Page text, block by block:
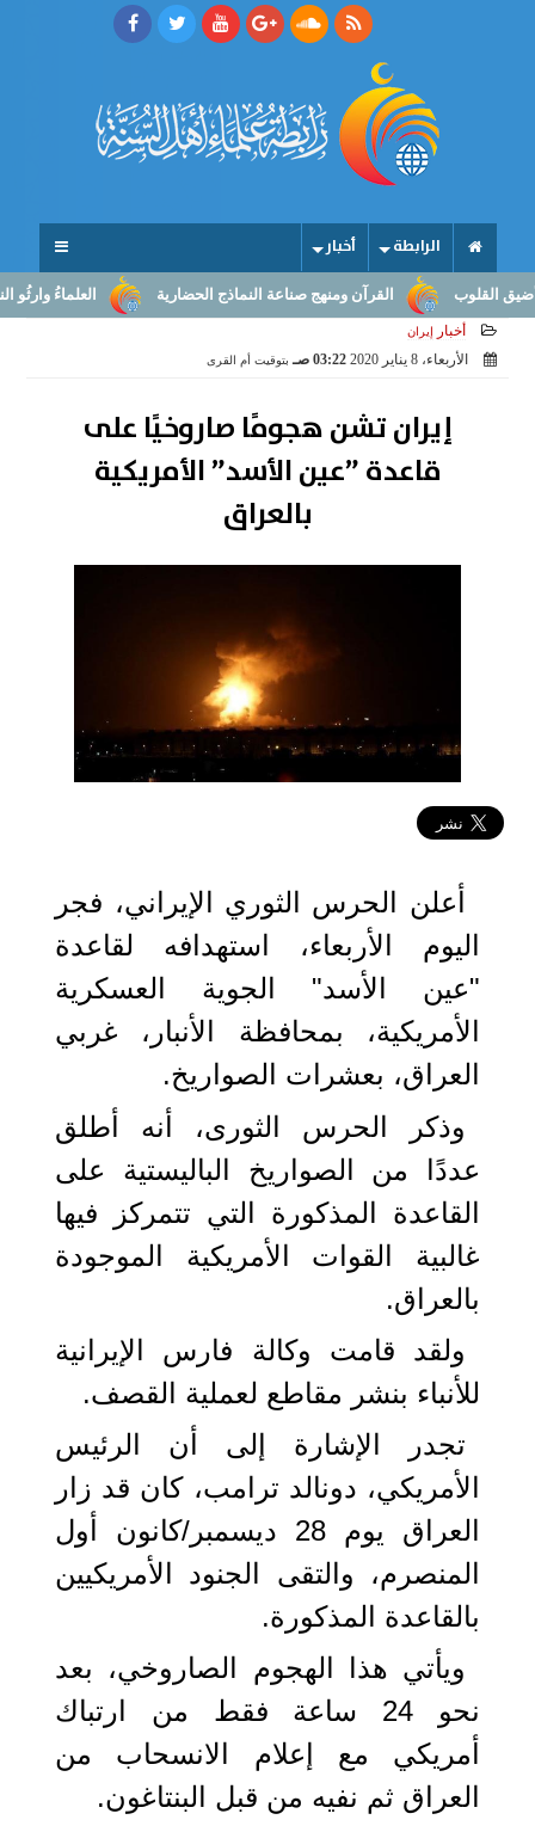
الرابطة أخبار
العلماءُ وارثُو القرآن ومنهج صناعة النماذج الحضارية
أخبار إيران
الأربعاء، 8 يناير 2020 03:22 صـ بتوقيت أم القرى
إيران تشن هجومًا صاروخيًا على
قاعدة ”عين الأسد” الأمريكية
بالعراق
أعلن الحرس الثوري الإيراني، فجر
اليوم الأربعاء، استهدافه لقاعدة
"عين الأسد" الجوية العسكرية
الأمريكية، بمحافظة الأنبار، غربي
العراق، بعشرات الصواريخ.
وذكر الحرس الثورى، أنه أطلق
عددًا من الصواريخ الباليستية على
القاعدة المذكورة التي تتمركز فيها
غالبية القوات الأمريكية الموجودة
بالعراق.
ولقد قامت وكالة فارس الإيرانية
للأنباء بنشر مقاطع لعملية القصف.
تجدر الإشارة إلى أن الرئيس
الأمريكي، دونالد ترامب، كان قد زار
العراق يوم 28 ديسمبر/كانون أول
المنصرم، والتقى الجنود الأمريكيين
بالقاعدة المذكورة.
ويأتي هذا الهجوم الصاروخي، بعد
نحو 24 ساعة فقط من ارتباك
أمريكي مع إعلام الانسحاب من
العراق ثم نفيه من قبل البنتاغون.